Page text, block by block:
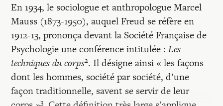
En 1934, le sociologue et anthropologue Marcel
Mauss (1873-1950), auquel Freud se réfère en
1912-13, prononça devant la Société Française de
Psychologie une conférence intitulée :Les
techniques du corps2. Il désigne ainsi « les façons
dont les hommes, société par société, d’une
façon traditionnelle, savent se servir de leur
3